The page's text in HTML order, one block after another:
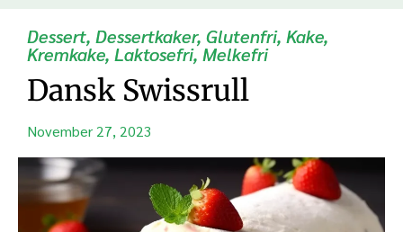
Dessert, Dessertkaker, Glutenfri, Kake,
Kremkake, Laktosefri,Melkefri
Dansk Swissrull
November 27, 2023